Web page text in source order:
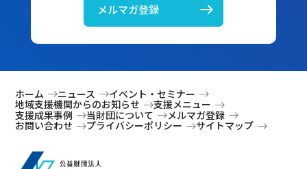
メルマガ登録
ホーム ニュース イベント・セミナー
地域支援機関からのお知らせ 支援メニュー
支援成果事例 当財団について メルマガ登録
お問い合わせ プライバシーポリシー サイトマップ